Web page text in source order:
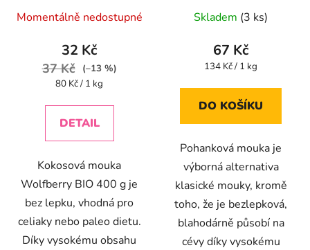
mouka Bio 400 g
Momentálně nedostupné
32 Kč
37 Kč
(–13 %)
Měrná
80 Kč / 1 kg
DETAIL
Kokosová mouka
Wolfberry BIO 400 g je
bez lepku, vhodná pro
celiaky nebo paleo dietu.
Díky vysokému obsahu
Skladem (3 ks)
67 Kč
Měrná
134 Kč / 1 kg
DO KOŠÍKU
Pohanková mouka je
výborná alternativa
klasické mouky, kromě
toho, že je bezlepková,
blahodárně působí na
cévy díky vysokému